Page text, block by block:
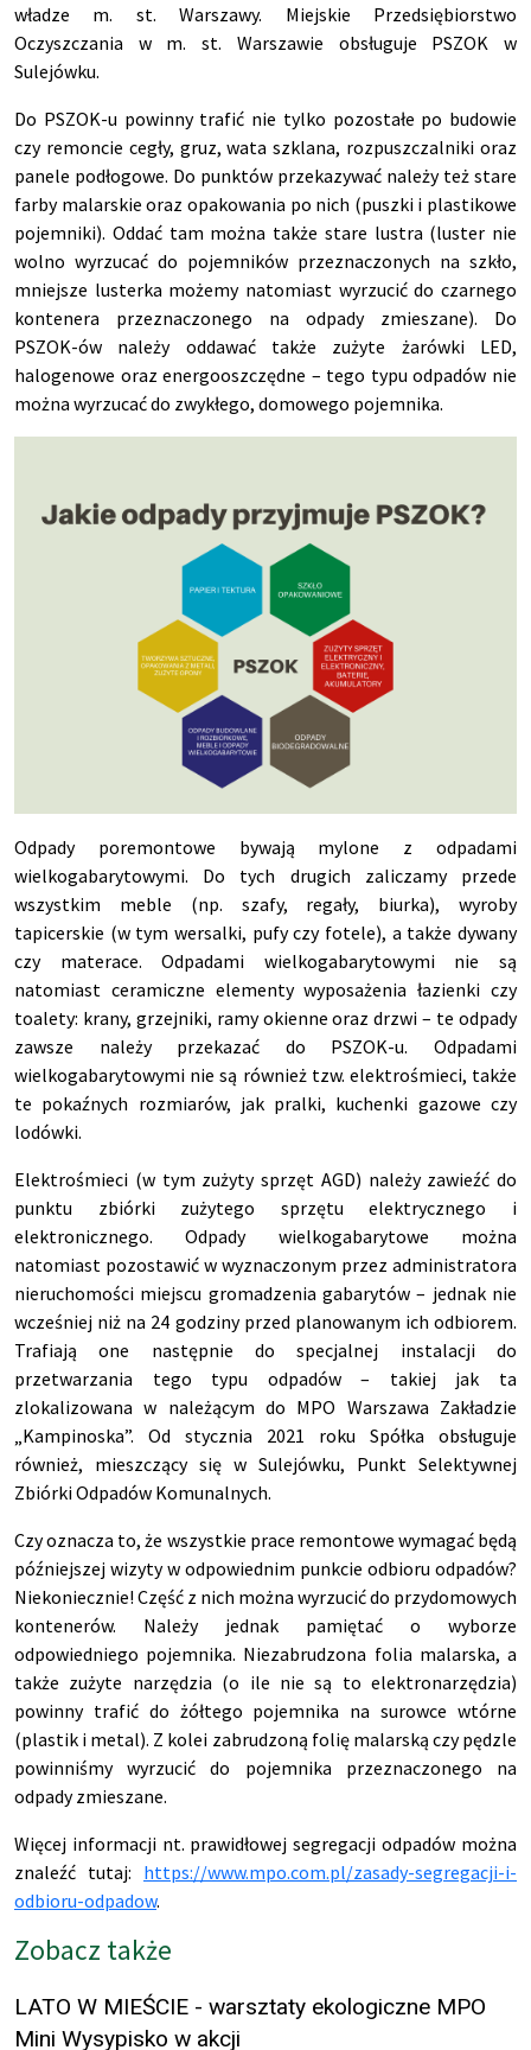
władze m. st. Warszawy. Miejskie Przedsiębiorstwo
Oczyszczania w m. st. Warszawie obsługuje PSZOK w
Sulejówku.
Do PSZOK-u powinny trafić nie tylko pozostałe po budowie
czy remoncie cegły, gruz, wata szklana, rozpuszczalniki oraz
panele podłogowe. Do punktów przekazywać należy też stare
farby malarskie oraz opakowania po nich (puszki i plastikowe
pojemniki). Oddać tam można także stare lustra (luster nie
wolno wyrzucać do pojemników przeznaczonych na szkło,
mniejsze lusterka możemy natomiast wyrzucić do czarnego
kontenera przeznaczonego na odpady zmieszane). Do
PSZOK-ów należy oddawać także zużyte żarówki LED,
halogenowe oraz energooszczędne – tego typu odpadów nie
można wyrzucać do zwykłego, domowego pojemnika.
Odpady poremontowe bywają mylone z odpadami
wielkogabarytowymi. Do tych drugich zaliczamy przede
wszystkim meble (np. szafy, regały, biurka), wyroby
tapicerskie (w tym wersalki, pufy czy fotele), a także dywany
czy materace. Odpadami wielkogabarytowymi nie są
natomiast ceramiczne elementy wyposażenia łazienki czy
toalety: krany, grzejniki, ramy okienne oraz drzwi – te odpady
zawsze należy przekazać do PSZOK-u. Odpadami
wielkogabarytowymi nie są również tzw. elektrośmieci, także
te pokaźnych rozmiarów, jak pralki, kuchenki gazowe czy
lodówki.
Elektrośmieci (w tym zużyty sprzęt AGD) należy zawieźć do
punktu zbiórki zużytego sprzętu elektrycznego i
elektronicznego. Odpady wielkogabarytowe można
natomiast pozostawić w wyznaczonym przez administratora
nieruchomości miejscu gromadzenia gabarytów – jednak nie
wcześniej niż na 24 godziny przed planowanym ich odbiorem.
Trafiają one następnie do specjalnej instalacji do
przetwarzania tego typu odpadów – takiej jak ta
zlokalizowana w należącym do MPO Warszawa Zakładzie
„Kampinoska”. Od stycznia 2021 roku Spółka obsługuje
również, mieszczący się w Sulejówku, Punkt Selektywnej
Zbiórki Odpadów Komunalnych.
Czy oznacza to, że wszystkie prace remontowe wymagać będą
późniejszej wizyty w odpowiednim punkcie odbioru odpadów?
Niekoniecznie! Część z nich można wyrzucić do przydomowych
kontenerów. Należy jednak pamiętać o wyborze
odpowiedniego pojemnika. Niezabrudzona folia malarska, a
także zużyte narzędzia (o ile nie są to elektronarzędzia)
powinny trafić do żółtego pojemnika na surowce wtórne
(plastik i metal). Z kolei zabrudzoną folię malarską czy pędzle
powinniśmy wyrzucić do pojemnika przeznaczonego na
odpady zmieszane.
Więcej informacji nt. prawidłowej segregacji odpadów można
znaleźć tutaj: https://www.mpo.com.pl/zasady-segregacji-i-
odbioru-odpadow.
Zobacz także
LATO W MIEŚCIE - warsztaty ekologiczne MPO
Mini Wysypisko w akcji